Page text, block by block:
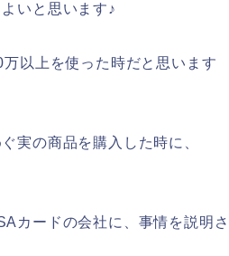
いと思います♪
以上を使った時だと思います
実の商品を購入した時に、
カードの会社に、事情を説明さ